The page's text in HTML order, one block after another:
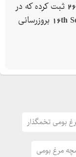
ثبت کرده که در
16th بروزرسانی
بومی تخمگذار
مرغ بومی